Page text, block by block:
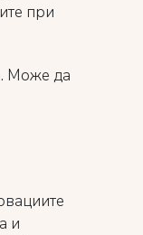
при
Може да
и